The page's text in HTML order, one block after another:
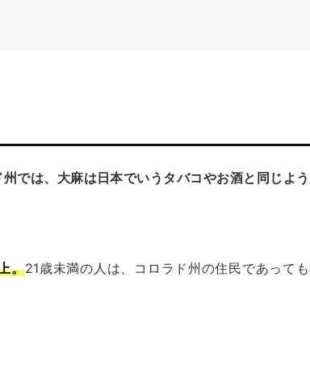
州では、大麻は日本でいうタバコやお酒と同じよ
。21歳未満の人は、コロラド州の住民であって